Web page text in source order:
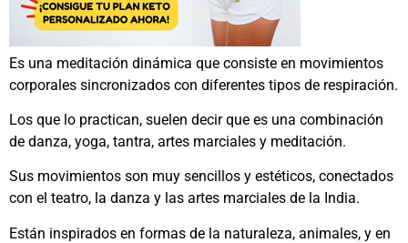
Es una meditación dinámica que consiste en movimientos
corporales sincronizados con diferentes tipos de respiración.
Los que lo practican, suelen decir que es una combinación
de danza, yoga, tantra, artes marciales y meditación.
Sus movimientos son muy sencillos y estéticos, conectados
con el teatro, la danza y las artes marciales de la India.
Están inspirados en formas de la naturaleza, animales, y en